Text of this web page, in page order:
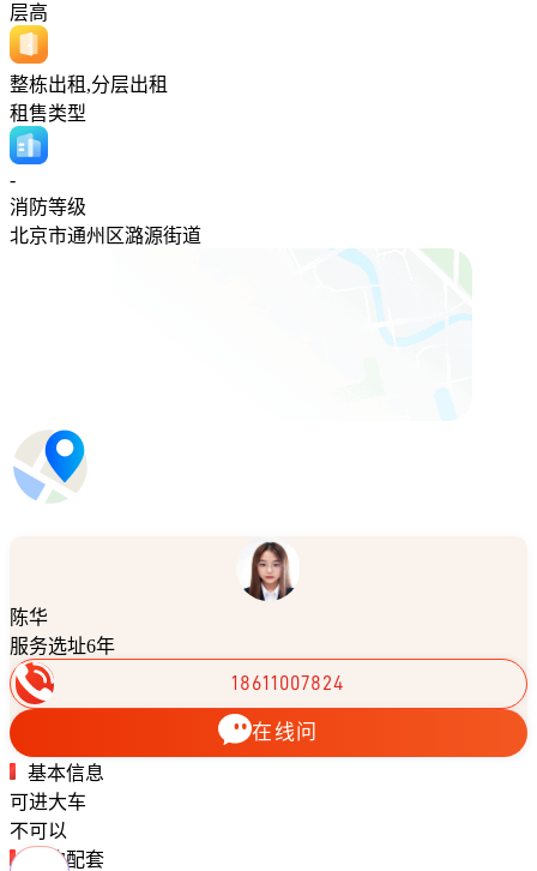
层高
整栋出租,分层出租
租售类型
-
消防等级
北京市通州区潞源街道
陈华
服务选址6年
18611007824
在线问
基本信息
可进大车
不可以
周边配套